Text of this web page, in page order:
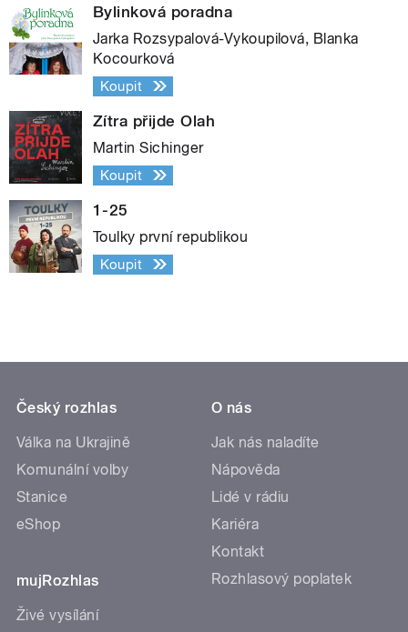
Bylinková poradna
Jarka Rozsypalová-Vykoupilová, Blanka
Kocourková
Koupit
Zítra přijde Olah
Martin Sichinger
Koupit
1-25
Toulky první republikou
Koupit
Český rozhlas
Válka na Ukrajině
Komunální volby
Stanice
eShop
mujRozhlas
Živé vysílání
O nás
Jak nás naladíte
Nápověda
Lidé v rádiu
Kariéra
Kontakt
Rozhlasový poplatek